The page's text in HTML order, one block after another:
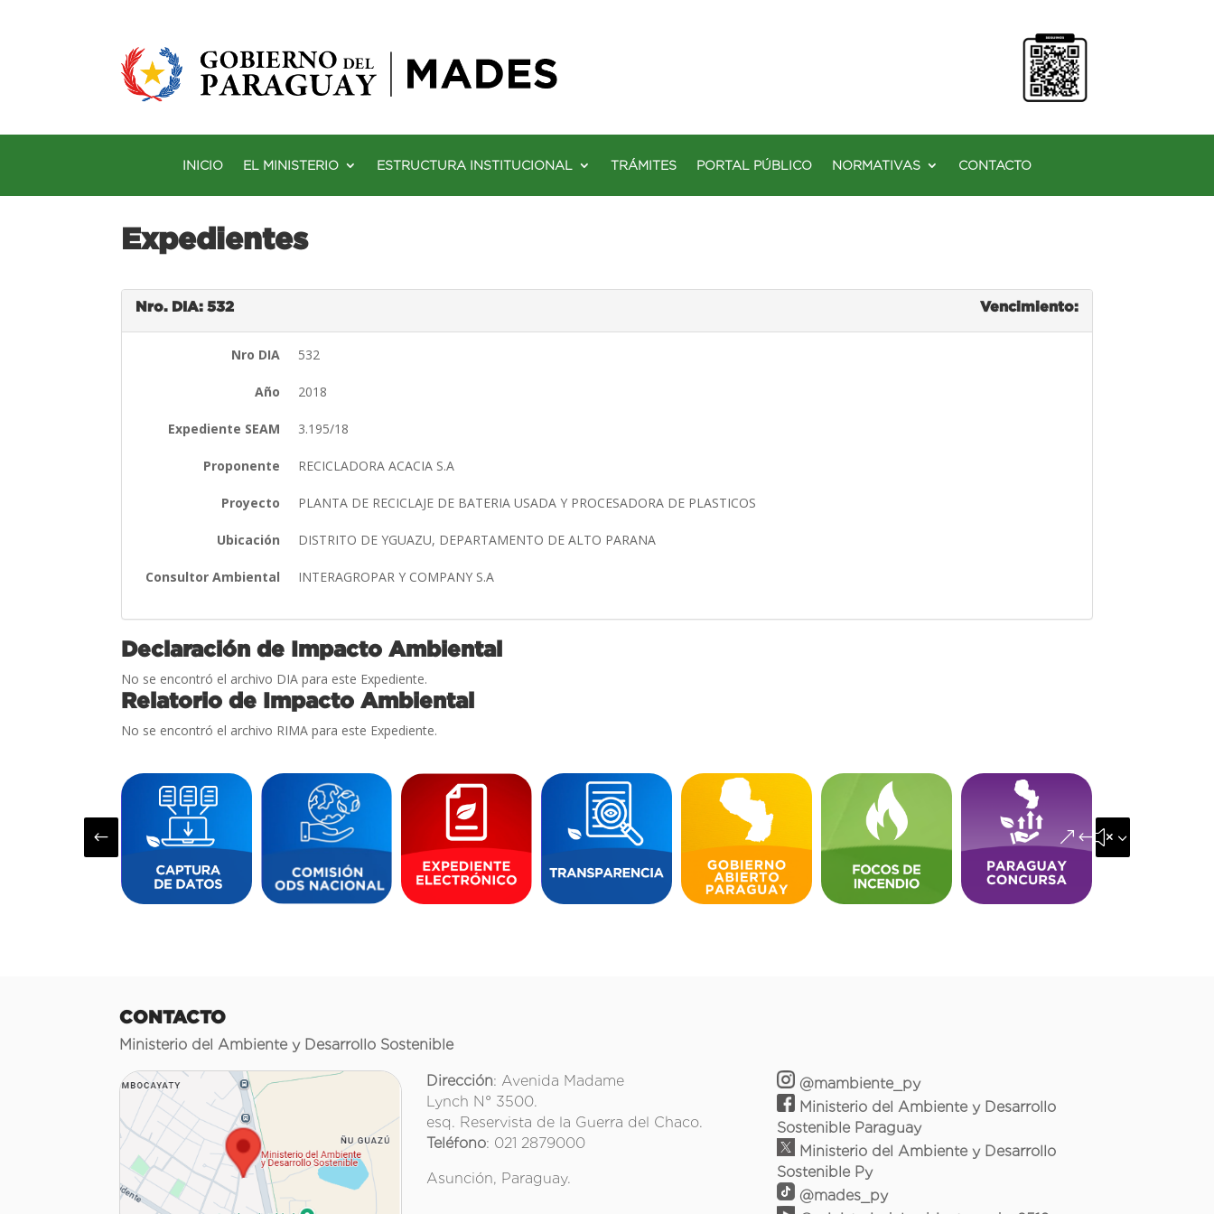
INICIO EL MINISTERIO ESTRUCTURA INSTITUCIONAL TRÁMITES PORTAL PÚBLICO NORMATIVAS CONTACTO
Expedientes
Nro. DIA: 532 Vencimiento:
Nro DIA 532
Año 2018
Expediente SEAM 3.195/18
Proponente RECICLADORA ACACIA S.A
Proyecto PLANTA DE RECICLAJE DE BATERIA USADA Y PROCESADORA DE PLASTICOS
Ubicación DISTRITO DE YGUAZU, DEPARTAMENTO DE ALTO PARANA
Consultor Ambiental INTERAGROPAR Y COMPANY S.A
Declaración de Impacto Ambiental
No se encontró el archivo DIA para este Expediente.
Relatorio de Impacto Ambiental
No se encontró el archivo RIMA para este Expediente.
# &#x35;
CONTACTO
Ministerio del Ambiente y Desarrollo Sostenible
Dirección: Avenida Madame
Lynch N° 3500.
esq. Reservista de la Guerra del Chaco.
Teléfono: 021 2879000
Asunción, Paraguay.
@mambiente_py
Ministerio del Ambiente y Desarrollo
Sostenible Paraguay
Ministerio del Ambiente y Desarrollo
Sostenible Py
@mades_py